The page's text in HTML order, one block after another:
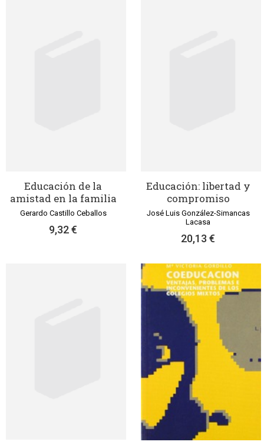
Educación de la
amistad en la familia
Gerardo Castillo Ceballos
9,32 €
Educación: libertad y
compromiso
José Luis González-Simancas
Lacasa
20,13 €